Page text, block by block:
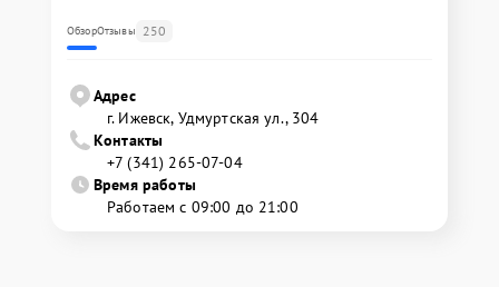
ОбзорОтзывы 250
Адрес
г. Ижевск, Удмуртская ул., 304
Контакты
+7 (341) 265-07-04
Время работы
Работаем с 09:00 до 21:00